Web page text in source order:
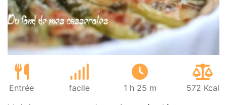
Entrée facile 1 h 25 m 572 Kcal